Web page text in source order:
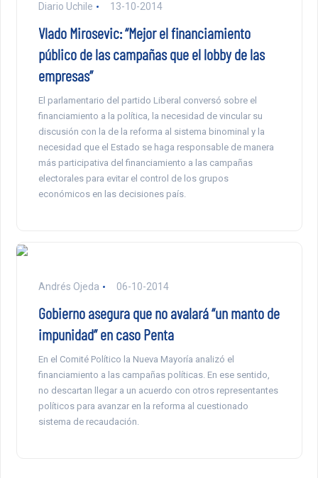
Diario Uchile 13-10-2014
Vlado Mirosevic: “Mejor el financiamiento
público de las campañas que el lobby de las
empresas”
El parlamentario del partido Liberal conversó sobre el
financiamiento a la política, la necesidad de vincular su
discusión con la de la reforma al sistema binominal y la
necesidad que el Estado se haga responsable de manera
más participativa del financiamiento a las campañas
electorales para evitar el control de los grupos
económicos en las decisiones país.
Andrés Ojeda 06-10-2014
Gobierno asegura que no avalará “un manto de
impunidad” en caso Penta
En el Comité Político la Nueva Mayoría analizó el
financiamiento a las campañas políticas. En ese sentido,
no descartan llegar a un acuerdo con otros representantes
políticos para avanzar en la reforma al cuestionado
sistema de recaudación.